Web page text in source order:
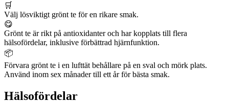
🛒
Välj lösviktigt grönt te för en rikare smak.
😋
Grönt te är rikt på antioxidanter och har kopplats till flera
hälsofördelar, inklusive förbättrad hjärnfunktion.
📦
Förvara grönt te i en lufttät behållare på en sval och mörk plats.
Använd inom sex månader till ett år för bästa smak.
Hälsofördelar